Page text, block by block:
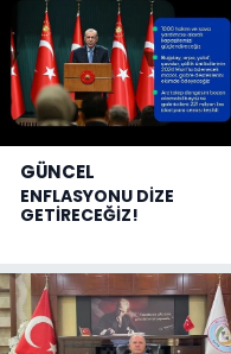
GÜNCEL
ENFLASYONU DİZE
GETİRECEĞİZ!